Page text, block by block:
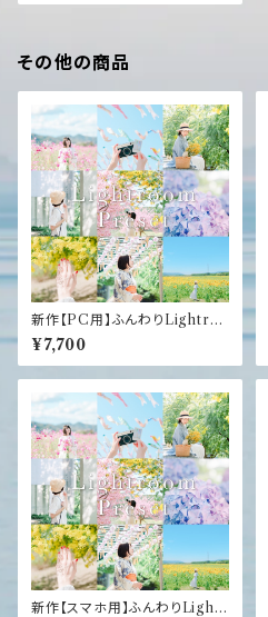
その他の商品
新作【PC用】ふんわりLightro
omプリセット3つセット【brillian
t】
¥7,700
新作【スマホ用】ふんわりLightr